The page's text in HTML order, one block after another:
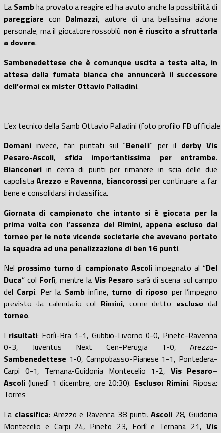
La Sambha provato a reagire ed ha avuto anche la possibilità di
pareggiare con Dalmazzi, autore di una bellissima azione
personale, ma il giocatore rossoblù non è riuscito a sfruttarla
a dovere.
Sambenedettese che è comunque uscita a testa alta, in
attesa della fumata bianca che annuncerà il successore
dell’ormai ex mister Ottavio Palladini.
L’ex tecnico della Samb Ottavio Palladini (foto profilo FB
Domani invece, fari puntati sul “Benelli” per il derby Vis
Pesaro-Ascoli, sfida importantissima per entrambe.
Bianconeri in cerca di punti per rimanere in scia delle due
capolistaArezzo e Ravenna, biancorossiper continuare a far
bene e consolidarsi in classifica.
Giornata di campionato che intanto si è giocata per la
prima volta con l’assenza del Rimini, appena escluso dal
torneo per le note vicende societarie che avevano portato
la squadra ad una penalizzazione di ben 16 punti.
Nel prossimo turno di campionato Ascoliimpegnato al “Del
Duca” col Forlì, mentre la Vis Pesaro sarà di scena sul campo
del Carpi. Per la Sambinfine, turno di riposo per l’impegno
previsto da calendario col Rimini, come detto esclusodal
torneo.
I risultati: Forlì-Bra 1-1, Gubbio-Livorno 0-0, Pineto-Ravenna
0-3, Juventus Next Gen-Perugia 1-0, Arezzo-
Sambenedettese 1-0, Campobasso-Pianese 1-1, Pontedera-
Carpi 0-1, Ternana-Guidonia Montecelio 1-2, Vis Pesaro–
Ascoli (lunedì 1 dicembre, ore 20:30). Escluso: Rimini. Riposa:
Torres
La classifica: Arezzo e Ravenna 38 punti,Ascoli 28, Guidonia
Montecelio e Carpi 24, Pineto 23, Forlì e Ternana 21, Vis